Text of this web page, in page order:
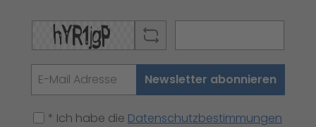
Newsletter abonnieren
* Ich habe die Datenschutzbestimmungen